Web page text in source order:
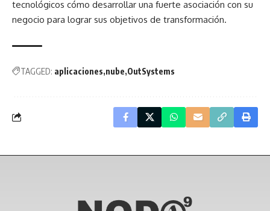
tecnológicos cómo desarrollar una fuerte asociación con su
negocio para lograr sus objetivos de transformación.
TAGGED: aplicaciones nube OutSystems